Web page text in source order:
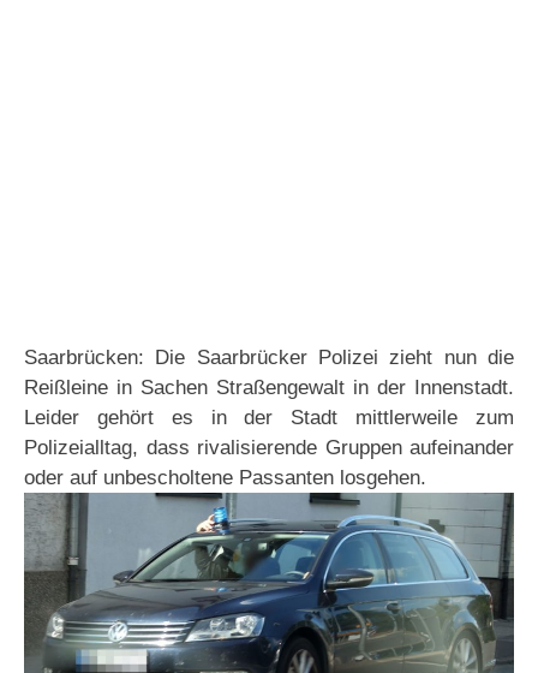
Saarbrücken: Die Saarbrücker Polizei zieht nun die
Reißleine in Sachen Straßengewalt in der Innenstadt.
Leider gehört es in der Stadt mittlerweile zum
Polizeialltag, dass rivalisierende Gruppen aufeinander
oder auf unbescholtene Passanten losgehen.